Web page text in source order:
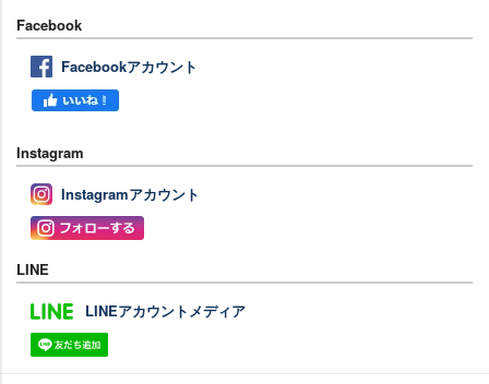
Facebook
Facebookアカウント
Instagram
Instagramアカウント
LINE
LINEアカウントメディア